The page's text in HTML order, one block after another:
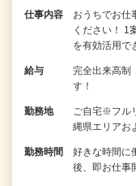
仕事内容
おうちでお仕
ください！ 1
を有効活用
給与
完全出来高
す！
勤務地
ご自宅※フル
縄県エリアお
勤務時間
好きな時間
後、即お仕